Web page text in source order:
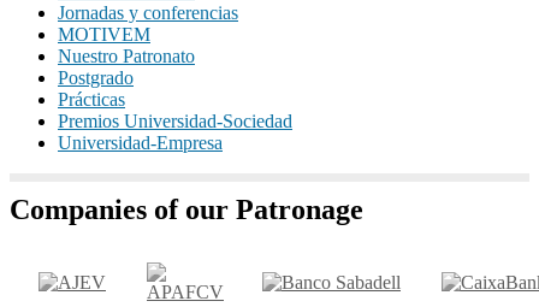
Jornadas y conferencias
MOTIVEM
Nuestro Patronato
Postgrado
Prácticas
Premios Universidad-Sociedad
Universidad-Empresa
Companies of our Patronage